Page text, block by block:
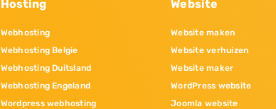
Hosting
Webhosting
Webhosting Belgie
Webhosting Duitsland
Webhosting Engeland
Wordpress webhosting
Website
Website maken
Website verhuizen
Website maker
WordPress website
Joomla website